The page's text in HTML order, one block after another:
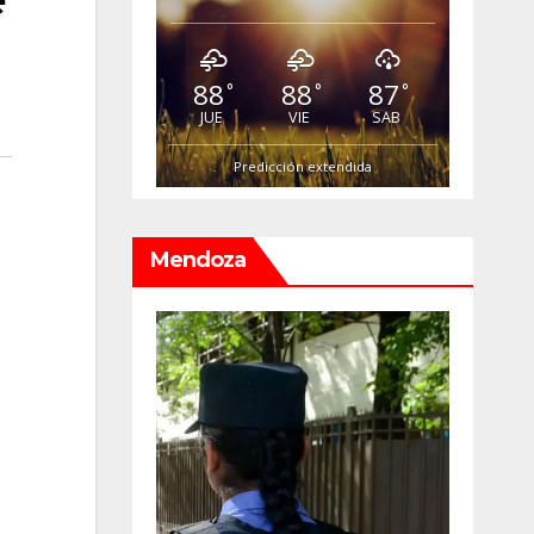
88°
JUE
88°
VIE
87°
SAB
Predicción extendida
Mendoza